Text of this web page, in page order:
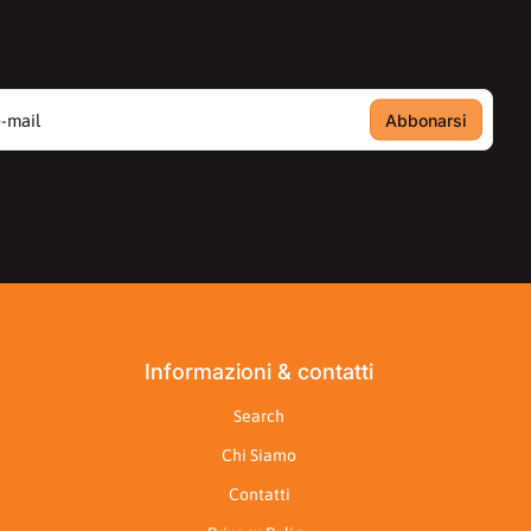
Informazioni & contatti
Search
Chi Siamo
Contatti